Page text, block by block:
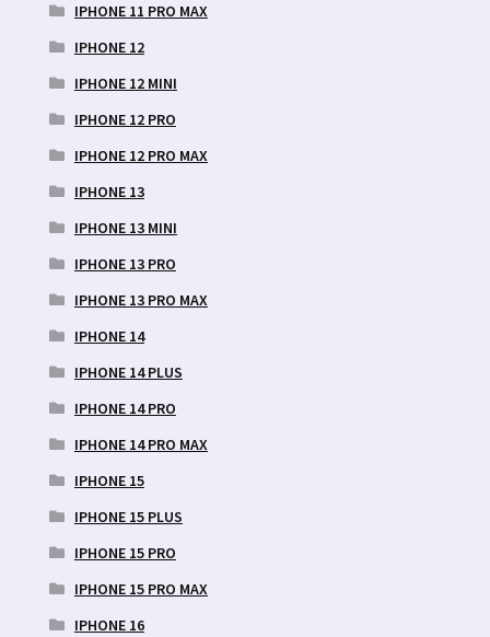
IPHONE 11 PRO MAX
IPHONE 12
IPHONE 12 MINI
IPHONE 12 PRO
IPHONE 12 PRO MAX
IPHONE 13
IPHONE 13 MINI
IPHONE 13 PRO
IPHONE 13 PRO MAX
IPHONE 14
IPHONE 14 PLUS
IPHONE 14 PRO
IPHONE 14 PRO MAX
IPHONE 15
IPHONE 15 PLUS
IPHONE 15 PRO
IPHONE 15 PRO MAX
IPHONE 16